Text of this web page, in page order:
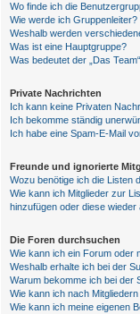
Wo finde ich die
Wie werde ich Gruppenleiter?
Weshalb werden
Was ist eine Hauptgruppe?
Was bedeutet der „Das
Private Nachrichten
Ich kann keine Privaten
Ich bekomme ständig
Ich habe eine Spam-E-Mail
Freunde und ignorierte
Wozu benötige ich die Listen
Wie kann ich Mitglieder zur
hinzufügen oder diese
Die Foren durchsuchen
Wie kann ich ein Forum oder
Weshalb erhalte ich bei der
Warum bekomme ich bei der
Wie kann ich nach
Wie kann ich meine eigenen